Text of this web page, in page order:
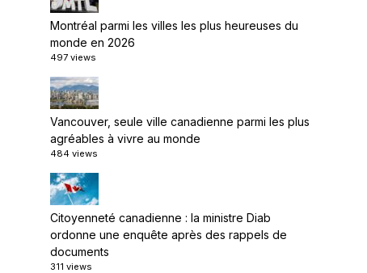
Montréal parmi les villes les plus heureuses du
monde en 2026
497 views
Vancouver, seule ville canadienne parmi les plus
agréables à vivre au monde
484 views
Citoyenneté canadienne : la ministre Diab
ordonne une enquête après des rappels de
documents
311 views